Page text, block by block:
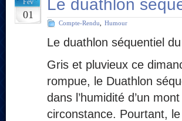
Fév
01
Le duathlon
Compte-Rendu Humour
Le duathlon séquentiel
Gris et pluvieux ce
rompue, le Duathlon
dans l’humidité d’un
circonstance. Pourtant,